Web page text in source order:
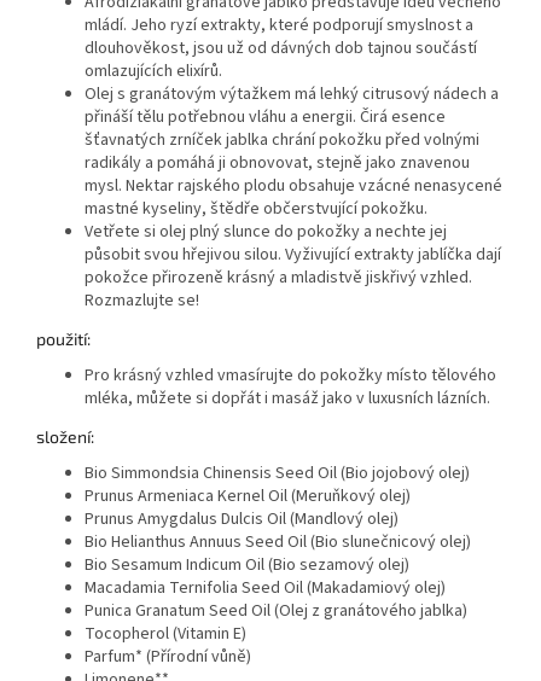
mládí. Jeho ryzí extrakty, které podporují smyslnost a
dlouhověkost, jsou už od dávných dob tajnou součástí
omlazujících elixírů.
Olej s granátovým výtažkem má lehký citrusový nádech a
přináší tělu potřebnou vláhu a energii. Čirá esence
šťavnatých zrníček jablka chrání pokožku před volnými
radikály a pomáhá ji obnovovat, stejně jako znavenou
mysl. Nektar rajského plodu obsahuje vzácné nenasycené
mastné kyseliny, štědře občerstvující pokožku.
Vetřete si olej plný slunce do pokožky a nechte jej
působit svou hřejivou silou. Vyživující extrakty jablíčka dají
pokožce přirozeně krásný a mladistvě jiskřivý vzhled.
Rozmazlujte se!
použití:
Pro krásný vzhled vmasírujte do pokožky místo tělového
mléka, můžete si dopřát i masáž jako v luxusních lázních.
složení:
Bio Simmondsia Chinensis Seed Oil (Bio jojobový olej)
Prunus Armeniaca Kernel Oil (Meruňkový olej)
Prunus Amygdalus Dulcis Oil (Mandlový olej)
Bio Helianthus Annuus Seed Oil (Bio slunečnicový olej)
Bio Sesamum Indicum Oil (Bio sezamový olej)
Macadamia Ternifolia Seed Oil (Makadamiový olej)
Punica Granatum Seed Oil (Olej z granátového jablka)
Tocopherol (Vitamin E)
Parfum* (Přírodní vůně)